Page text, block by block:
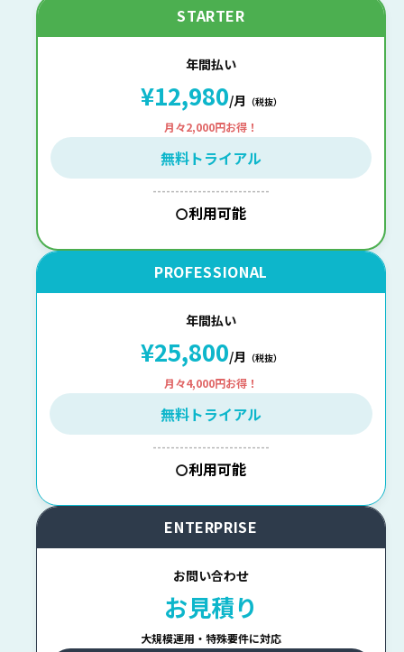
STARTER
年間払い
¥12,980/月 （税抜）
月々2,000円お得！
無料トライアル
--------------------------
〇利用可能
PROFESSIONAL
年間払い
¥25,800/月 （税抜）
月々4,000円お得！
無料トライアル
--------------------------
〇利用可能
ENTERPRISE
お問い合わせ
お見積り
大規模運用・特殊要件に対応